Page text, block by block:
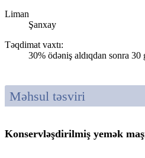
Liman
Şanxay
Təqdimat vaxtı:
30% ödəniş aldıqdan sonra 30
Məhsul təsviri
Konservləşdirilmiş yemək